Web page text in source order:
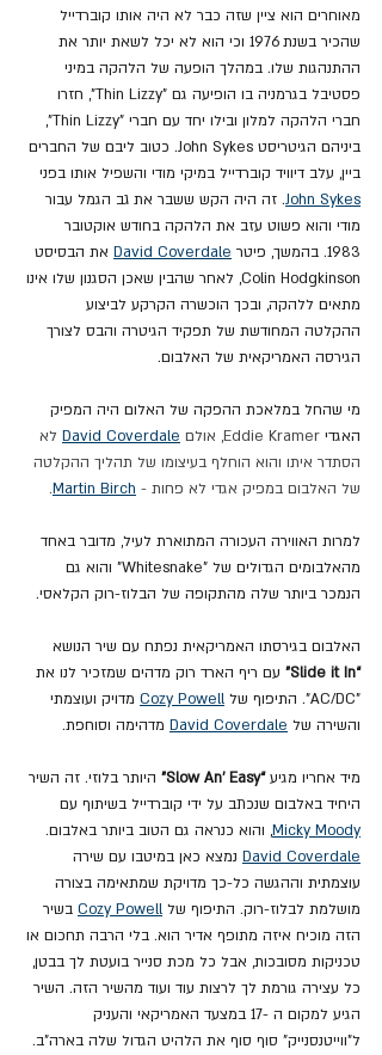
מאוחרים הוא ציין שזה כבר לא היה אותו קוברדייל
שהכיר בשנת 1976 וכי הוא לא יכל לשאת יותר את
ההתנהגות שלו. במהלך הופעה של הלהקה במיני
פסטיבל בגרמניה בו הופיעה גם "Thin Lizzy", חזרו
חברי הלהקה למלון ובילו יחד עם חברי "Thin Lizzy",
ביניהם הגיטריסט John Sykes. כטוב ליבם של החברים
ביין, עלב דיוויד קוברדייל במיקי מודי והשפיל אותו בפני
John Sykes. זה היה הקש ששבר את גב הגמל עבור
מודי והוא פשוט עזב את הלהקה בחודש אוקטובר
1983. בהמשך, פיטר
David Coverdale את הבסיסט
Colin Hodgkinson, לאחר שהבין שאכן הסגנון שלו אינו
מתאים ללהקה, ובכך הוכשרה הקרקע לביצוע
ההקלטה המחודשת של תפקיד הגיטרה והבס לצורך
הגירסה האמריקאית של האלבום.
מי שהחל במלאכת ההפקה של האלום היה המפיק
האגדי Eddie Kramer, אולם David Coverdale לא
הסתדר איתו והוא הוחלף בעיצומו של תהליך ההקלטה
של האלבום במפיק אגדי לא פחות - Martin Birch
.
למרות האווירה העכורה המתוארת לעיל, מדובר באחד
מהאלבומים הגדולים של "Whitesnake" והוא גם
הנמכר ביותר שלה מהתקופה של הבלוז-רוק הקלאסי.
האלבום בגירסתו האמריקאית נפתח עם שיר הנושא
“Slide it In”
עם ריף הארד רוק מדהים שמזכיר לנו את
"AC/DC". התיפוף של
Cozy Powell מדויק ועוצמתי
והשירה של David Coverdale מדהימה וסוחפת.
מיד אחריו מגיע “Slow An’ Easy”
היותר בלוזי. זה השיר
היחיד באלבום שנכתב על ידי קוברדייל בשיתוף עם
Micky Moody, והוא כנראה גם הטוב ביותר באלבום.
David Coverdale נמצא כאן במיטבו עם שירה
עוצמתית וההגשה כל-כך מדויקת שמתאימה בצורה
מושלמת לבלוז-רוק. התיפוף של Cozy Powell בשיר
הזה מוכיח איזה מתופף אדיר הוא. בלי הרבה תחכום או
טכניקות מסובכות, אבל כל מכת סנייר בועטת לך בבטן,
כל עצירה גורמת לך לרצות עוד ועוד מהשיר הזה. השיר
הגיע למקום ה -17 במצעד האמריקאי והעניק
ל"ווייטנסנייק" סוף סוף את הלהיט הגדול שלה בארה"ב.